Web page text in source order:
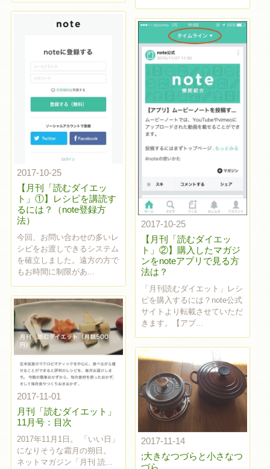
2017-10-25
【月刊「読むダイエッ
ト」①】レシピを講読す
るには？（note登録方
法）
今回、お問い合わせの多いレ
シピをお渡しできるシステム
を確立しました。遠方の方で
もお時間に制限があ...
2017-10-25
【月刊「読むダイエッ
ト」②】購入したマガジ
ンをnoteアプリで見る方
法は？
「月刊読むダイエット」レシ
ピを購入するには？note公式
サイトより転載させていただ
きます。【アプ...
2017-11-01
月刊「読むダイエット」
11月号：目次
2017年11月1日。 「いい日」
になりそうな霜月の朔日。
ネットマガジン「月刊 読...
2017-11-14
;大きなつづらと小さなつ
づら